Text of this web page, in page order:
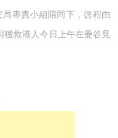
專責小組陪同下，啓程由
救港人今日上午在曼谷見